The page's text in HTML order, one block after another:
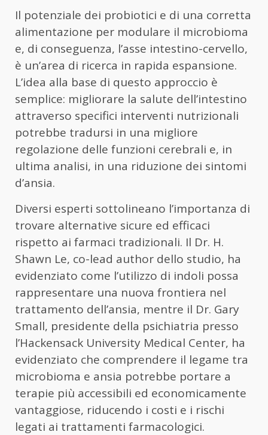
Il potenziale dei probiotici e di una corretta
alimentazione per modulare il microbioma
e, di conseguenza, l’asse intestino-cervello,
è un’area di ricerca in rapida espansione.
L’idea alla base di questo approccio è
semplice: migliorare la salute dell’intestino
attraverso specifici interventi nutrizionali
potrebbe tradursi in una migliore
regolazione delle funzioni cerebrali e, in
ultima analisi, in una riduzione dei sintomi
d’ansia.
Diversi esperti sottolineano l’importanza di
trovare alternative sicure ed efficaci
rispetto ai farmaci tradizionali. Il Dr. H.
Shawn Le, co-lead author dello studio, ha
evidenziato come l’utilizzo di indoli possa
rappresentare una nuova frontiera nel
trattamento dell’ansia, mentre il Dr. Gary
Small, presidente della psichiatria presso
l’Hackensack University Medical Center, ha
evidenziato che comprendere il legame tra
microbioma e ansia potrebbe portare a
terapie più accessibili ed economicamente
vantaggiose, riducendo i costi e i rischi
legati ai trattamenti farmacologici.